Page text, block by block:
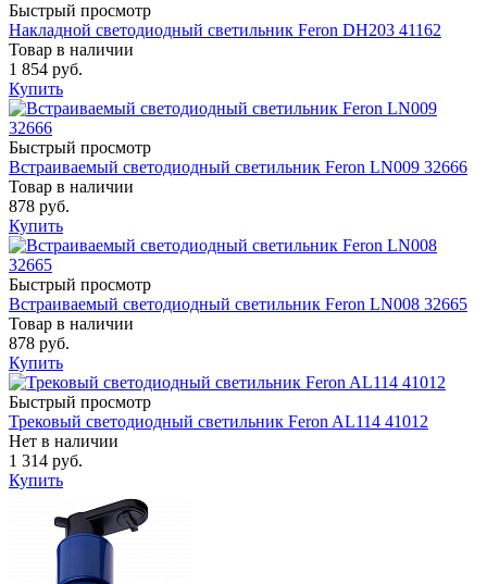
Быстрый просмотр
Накладной светодиодный светильник Feron DH203 41162
Товар в наличии
1 854 руб.
Купить
Быстрый просмотр
Встраиваемый светодиодный светильник Feron LN009 32666
Товар в наличии
878 руб.
Купить
Быстрый просмотр
Встраиваемый светодиодный светильник Feron LN008 32665
Товар в наличии
878 руб.
Купить
Быстрый просмотр
Трековый светодиодный светильник Feron AL114 41012
Нет в наличии
1 314 руб.
Купить